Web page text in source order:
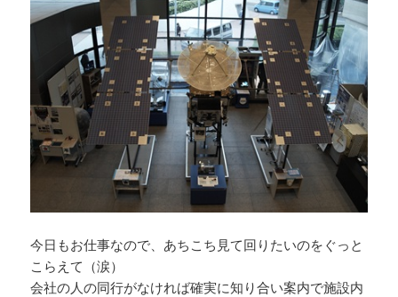
今日もお仕事なので、あちこち見て回りたいのをぐっと
こらえて（涙）
会社の人の同行がなければ確実に知り合い案内で施設内